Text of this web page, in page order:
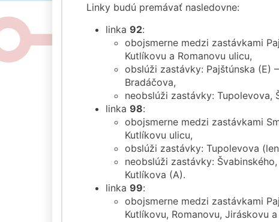
Linky budú premávať nasledovne:
linka 92:
obojsmerne medzi zastávkami
Kutlíkovu a Romanovu ulicu,
obslúži zastávky: Pajštúnska
Bradáčova,
neobslúži zastávky: Tupolevova,
linka 98:
obojsmerne medzi zastávkami
Kutlíkovu ulicu,
obslúži zastávky: Tupolevova
neobslúži zastávky:
Kutlíkova (A).
linka 99:
obojsmerne medzi zastávkami
Kutlíkovu, Romanovu, Jiráskovu